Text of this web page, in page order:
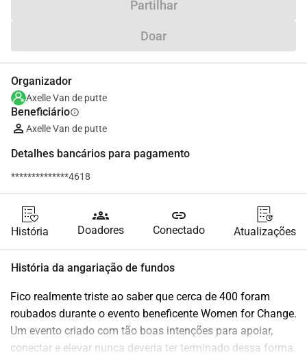
Partilhar
Doar
Organizador
Axelle Van de putte
Beneficiárioinfo
Axelle Van de putte
Detalhes bancários para pagamento
**************4618
História
groups
Doadores
link
Conectado Atualizações
História da angariação de fundos
Fico realmente triste ao saber que cerca de 400 foram
roubados durante o evento beneficente Women for Change.
Um evento criado com tão boas intenções para apoiar,
conectar e elevar nunca deveria ter terminado dessa forma.